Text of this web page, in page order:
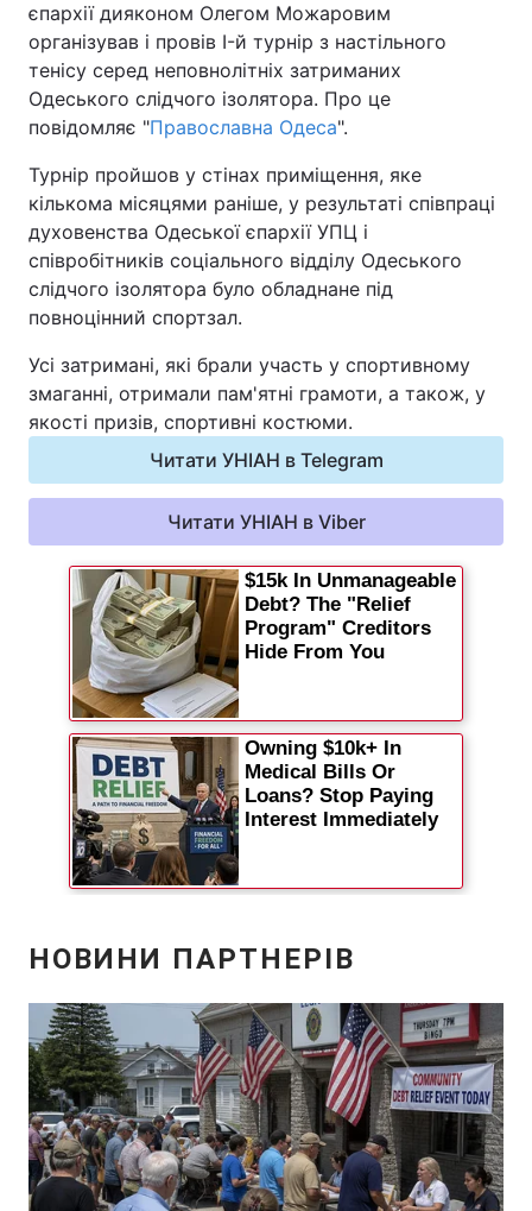
Техно і зв'язок Лайт
Зброя Інциденти
Погода
Відео з Youtube Статті
Архів Вакансії
ПОСЛУГИ
Реклама на сайті Фотобанк
Моніторинг
єпархії дияконом Олегом Можаровим
організував і провів I-й турнір з настільного
тенісу серед неповнолітніх затриманих
Одеського слідчого ізолятора. Про це
повідомляє "Православна Одеса".
Турнір пройшов у стінах приміщення, яке
кількома місяцями раніше, у результаті співпраці
духовенства Одеської єпархії УПЦ і
співробітників соціального відділу Одеського
слідчого ізолятора було обладнане під
повноцінний спортзал.
Усі затримані, які брали участь у спортивному
змаганні, отримали пам'ятні грамоти, а також, у
якості призів, спортивні костюми.
Читати УНІАН в Telegram
Читати УНІАН в Viber